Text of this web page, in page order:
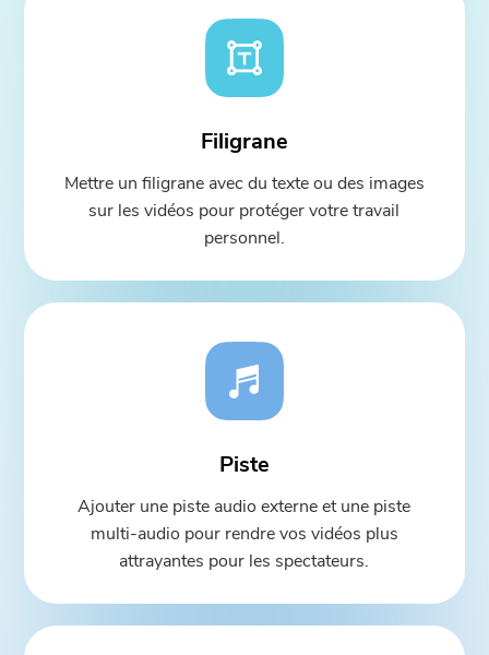
Filigrane
Mettre un filigrane avec du texte ou des images
sur les vidéos pour protéger votre travail
personnel.
Piste
Ajouter une piste audio externe et une piste
multi-audio pour rendre vos vidéos plus
attrayantes pour les spectateurs.